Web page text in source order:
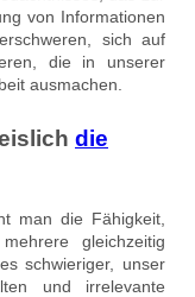
von Informationen
sich auf
die in unserer
ausmachen.
die
man die Fähigkeit,
gleichzeitig
schwieriger, unser
und irrelevante